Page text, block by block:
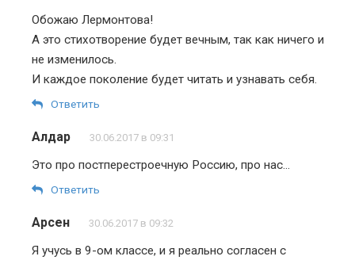
Обожаю Лермонтова!
А это стихотворение будет вечным, так как ничего и
не изменилось.
И каждое поколение будет читать и узнавать себя.
Ответить
Алдар 30.06.2017 в 09:31
Это про постперестроечную Россию, про нас…
Ответить
Арсен 30.06.2017 в 09:32
Я учусь в 9-ом классе, и я реально согласен с